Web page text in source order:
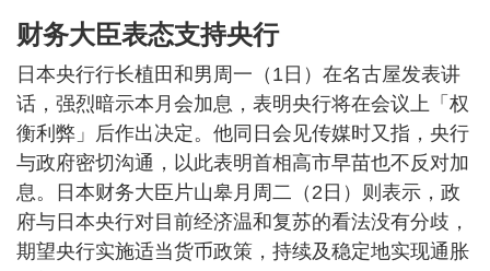
财务大臣表态支持央行
日本央行行长植田和男周一（1日）在名古屋发表讲
话，强烈暗示本月会加息，表明央行将在会议上「权
衡利弊」后作出决定。他同日会见传媒时又指，央行
与政府密切沟通，以此表明首相高市早苗也不反对加
息。日本财务大臣片山皋月周二（2日）则表示，政
府与日本央行对目前经济温和复苏的看法没有分歧，
期望央行实施适当货币政策，持续及稳定地实现通胀